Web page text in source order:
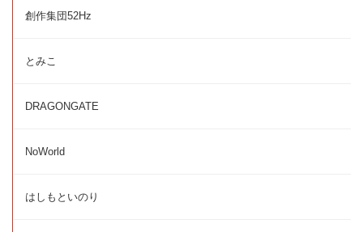
創作集団52Hz
とみこ
DRAGONGATE
NoWorld
はしもといのり